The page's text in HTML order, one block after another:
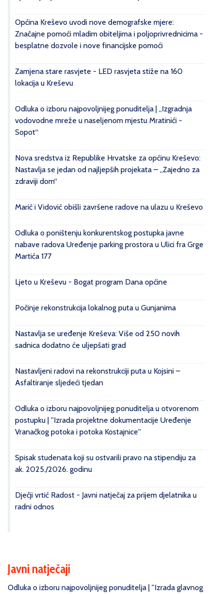
Općina Kreševo uvodi nove demografske mjere:
Značajne pomoći mladim obiteljima i poljoprivrednicima -
besplatne dozvole i nove financijske pomoći
Zamjena stare rasvjete - LED rasvjeta stiže na 160
lokacija u Kreševu
Odluka o izboru najpovoljnijeg ponuditelja | „Izgradnja
vodovodne mreže u naseljenom mjestu Mratinići -
Sopot“
Nova sredstva iz Republike Hrvatske za općinu Kreševo:
Nastavlja se jedan od najljepših projekata – „Zajedno za
zdraviji dom“
Marić i Vidović obišli završene radove na ulazu u Kreševo
Odluka o poništenju konkurentskog postupka javne
nabave radova Uređenje parking prostora u Ulici fra Grge
Martića 177
Ljeto u Kreševu - Bogat program Dana općine
Počinje rekonstrukcija lokalnog puta u Gunjanima
Nastavlja se uređenje Kreševa: Više od 250 novih
sadnica dodatno će uljepšati grad
Nastavljeni radovi na rekonstrukciji puta u Kojsini –
Asfaltiranje sljedeći tjedan
Odluka o izboru najpovoljnijeg ponuditelja u otvorenom
postupku | ''Izrada projektne dokumentacije Uređenje
Vranačkog potoka i potoka Kostajnice''
Spisak studenata koji su ostvarili pravo na stipendiju za
ak. 2025./2026. godinu
Dječji vrtić Radost - Javni natječaj za prijem djelatnika u
radni odnos
Javni natječaji
Odluka o izboru najpovoljnijeg ponuditelja | ''Izrada glavnog